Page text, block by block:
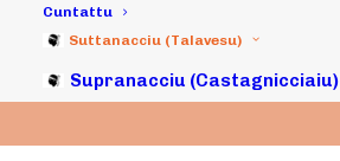
Cuntattu
Suttanacciu (Talavesu)
Supranacciu (Castagnicciaiu)